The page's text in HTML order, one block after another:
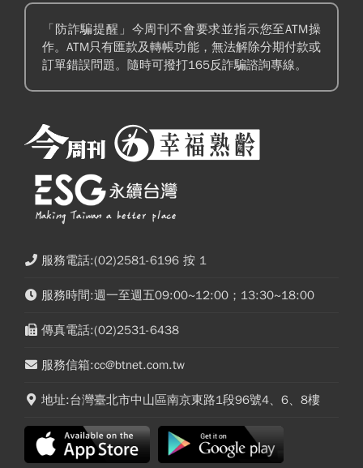
「防詐騙提醒」今周刊不會要求並指示您至ATM操
作。ATM只有匯款及轉帳功能，無法解除分期付款或
訂單錯誤問題。隨時可撥打165反詐騙諮詢專線。
服務電話:(02)2581-6196 按 1
服務時間:週一至週五09:00~12:00；13:30~18:00
傳真電話:(02)2531-6438
服務信箱:cc@btnet.com.tw
地址:台灣臺北市中山區南京東路1段96號4、6、8樓